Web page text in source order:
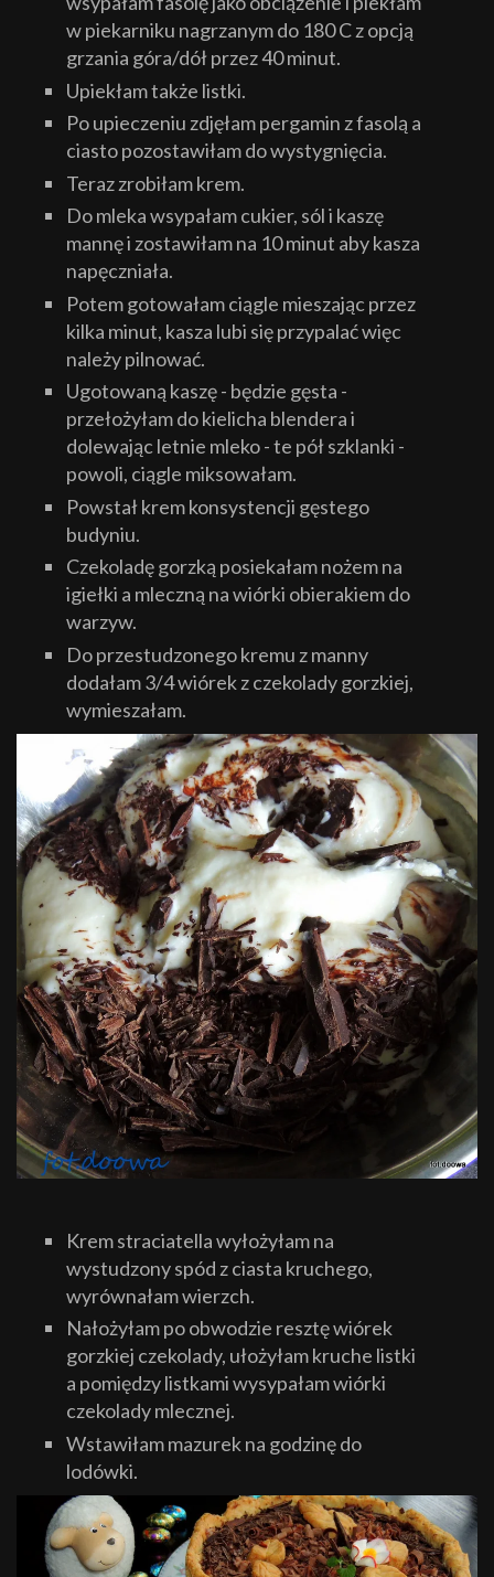
w piekarniku nagrzanym do 180 C z opcją
grzania góra/dół przez 40 minut.
Upiekłam także listki.
Po upieczeniu zdjęłam pergamin z fasolą a
ciasto pozostawiłam do wystygnięcia.
Teraz zrobiłam krem.
Do mleka wsypałam cukier, sól i kaszę
mannę i zostawiłam na 10 minut aby kasza
napęczniała.
Potem gotowałam ciągle mieszając przez
kilka minut, kasza lubi się przypalać więc
należy pilnować.
Ugotowaną kaszę - będzie gęsta -
przełożyłam do kielicha blendera i
dolewając letnie mleko - te pół szklanki -
powoli, ciągle miksowałam.
Powstał krem konsystencji gęstego
budyniu.
Czekoladę gorzką posiekałam nożem na
igiełki a mleczną na wiórki obierakiem do
warzyw.
Do przestudzonego kremu z manny
dodałam 3/4 wiórek z czekolady gorzkiej,
wymieszałam.
Krem straciatella wyłożyłam na
wystudzony spód z ciasta kruchego,
wyrównałam wierzch.
Nałożyłam po obwodzie resztę wiórek
gorzkiej czekolady, ułożyłam kruche listki
a pomiędzy listkami wysypałam wiórki
czekolady mlecznej.
Wstawiłam mazurek na godzinę do
lodówki.